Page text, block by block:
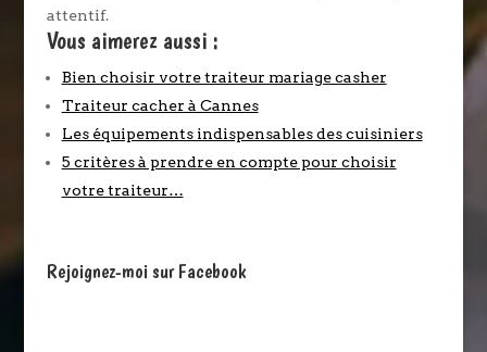
attentif.
Vous aimerez aussi :
Bien choisir votre traiteur mariage casher
Traiteur cacher à Cannes
Les équipements indispensables des cuisiniers
5 critères à prendre en compte pour choisir
votre traiteur…
Rejoignez-moi sur Facebook